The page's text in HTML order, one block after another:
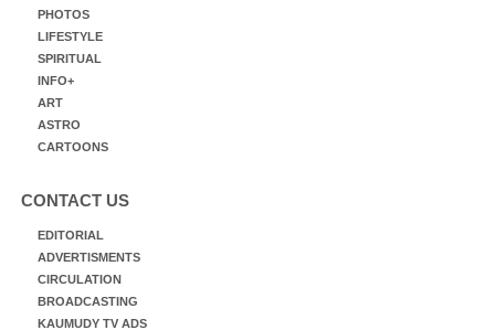
PHOTOS
LIFESTYLE
SPIRITUAL
INFO+
ART
ASTRO
CARTOONS
CONTACT US
EDITORIAL
ADVERTISMENTS
CIRCULATION
BROADCASTING
KAUMUDY TV ADS